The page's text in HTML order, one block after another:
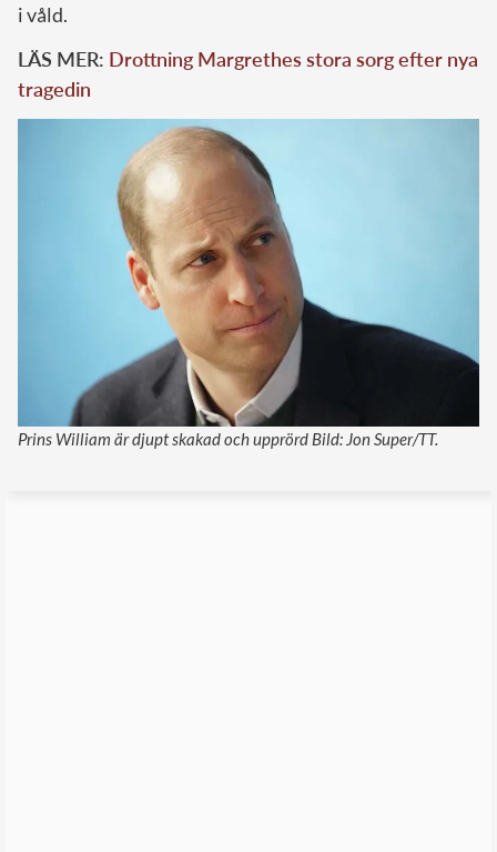
i våld.
LÄS MER: Drottning Margrethes stora sorg efter nya
tragedin
Prins William är djupt skakad och upprörd Bild: Jon Super/TT.